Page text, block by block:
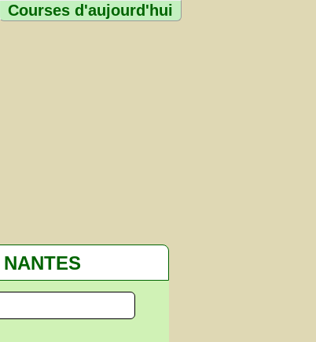
Courses d'aujourd'hui
NANTES